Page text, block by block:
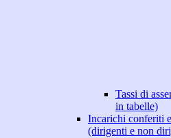
Tassi di
in tabelle)
Incarichi conferiti
(dirigenti e non